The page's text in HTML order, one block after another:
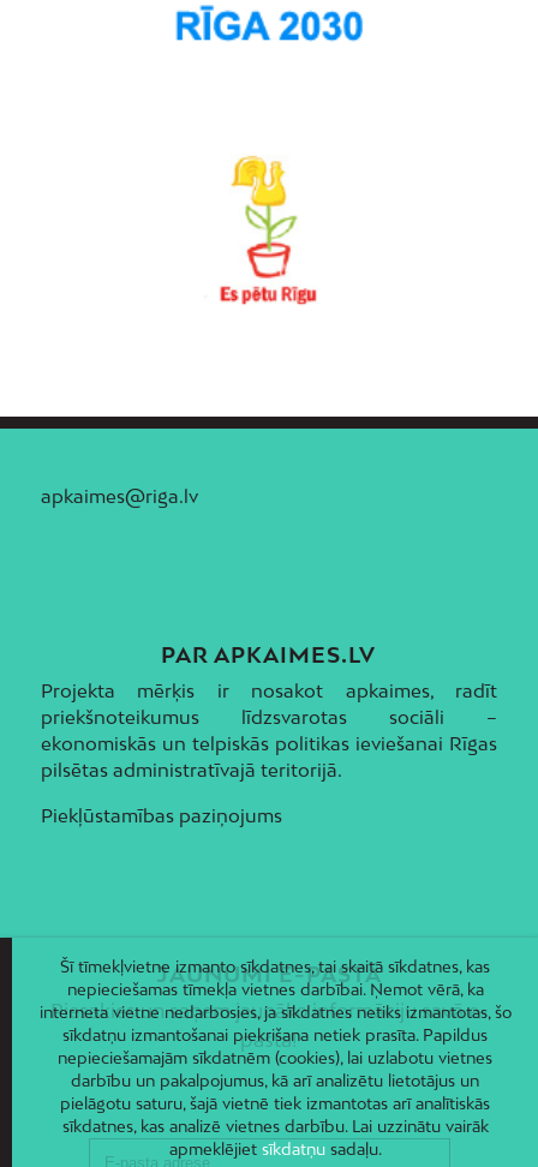
apkaimes@riga.lv
PAR APKAIMES.LV
Projekta mērķis ir nosakot apkaimes, radīt
priekšnoteikumus līdzsvarotas sociāli –
ekonomiskās un telpiskās politikas ieviešanai Rīgas
pilsētas administratīvajā teritorijā.
Piekļūstamības paziņojums
JAUNUMI E-PASTĀ
Piesakies un saņem jaunāko informāciju savā e-
pastā!
Šī tīmekļvietne izmanto sīkdatnes, tai skaitā sīkdatnes, kas
nepieciešamas tīmekļa vietnes darbībai. Ņemot vērā, ka
interneta vietne nedarbosies, ja sīkdatnes netiks izmantotas, šo
sīkdatņu izmantošanai piekrišana netiek prasīta. Papildus
nepieciešamajām sīkdatnēm (cookies), lai uzlabotu vietnes
darbību un pakalpojumus, kā arī analizētu lietotājus un
pielāgotu saturu, šajā vietnē tiek izmantotas arī analītiskās
sīkdatnes, kas analizē vietnes darbību. Lai uzzinātu vairāk
apmeklējiet sīkdatņusadaļu.